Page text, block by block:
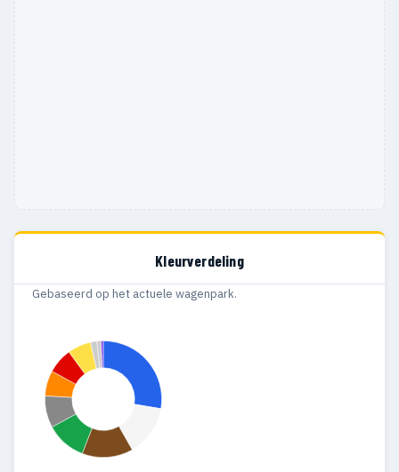
Kleurverdeling
Gebaseerd op het actuele wagenpark.